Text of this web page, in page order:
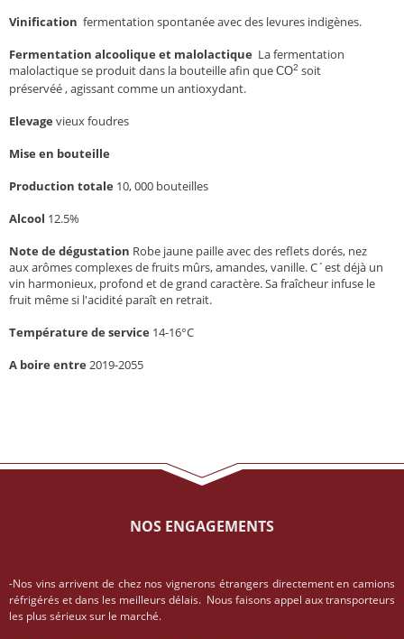
Vinification fermentation spontanée avec des levures indigènes.
Fermentation alcoolique et malolactique La fermentation
malolactique se produit dans la bouteille afin que CO2 soit
préservéé , agissant comme un antioxydant.
Elevage vieux foudres
Mise en bouteille
Production totale 10, 000 bouteilles
Alcool 12.5%
Note de dégustation Robe jaune paille avec des reflets dorés, nez
aux arômes complexes de fruits mûrs, amandes, vanille. C´est déjà un
vin harmonieux, profond et de grand caractère. Sa fraîcheur infuse le
fruit même si l'acidité paraît en retrait.
Température de service 14-16°C
A boire entre 2019-2055
NOS ENGAGEMENTS
-Nos vins arrivent de chez nos vignerons étrangers directement en camions
réfrigérés et dans les meilleurs délais. Nous faisons appel aux transporteurs
les plus sérieux sur le marché.